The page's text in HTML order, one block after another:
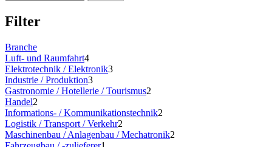
Filter
Branche
Luft- und Raumfahrt4
Elektrotechnik / Elektronik3
Industrie / Produktion3
Gastronomie / Hotellerie / Tourismus2
Handel2
Informations- / Kommunikationstechnik2
Logistik / Transport / Verkehr2
Maschinenbau / Anlagenbau / Mechatronik2